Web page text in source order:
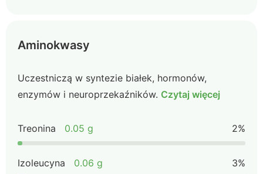
Aminokwasy
Uczestniczą w syntezie białek, hormonów,
enzymów i neuroprzekaźników. Czytaj więcej
Treonina 0.05 g 2%
Izoleucyna 0.06 g 3%